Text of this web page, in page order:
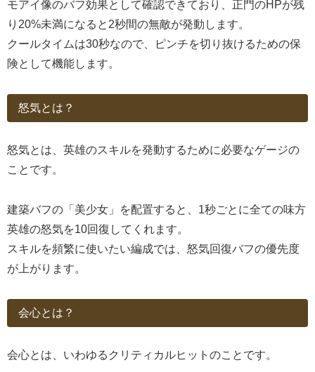
モアイ像のバフ効果として確認できており、正門のHPが残
り20%未満になると2秒間の無敵が発動します。
クールタイムは30秒なので、ピンチを切り抜けるための保
険として機能します。
怒気とは？
怒気とは、英雄のスキルを発動するために必要なゲージの
ことです。
建築バフの「美少女」を配置すると、1秒ごとに全ての味方
英雄の怒気を10回復してくれます。
スキルを頻繁に使いたい編成では、怒気回復バフの優先度
が上がります。
会心とは？
会心とは、いわゆるクリティカルヒットのことです。